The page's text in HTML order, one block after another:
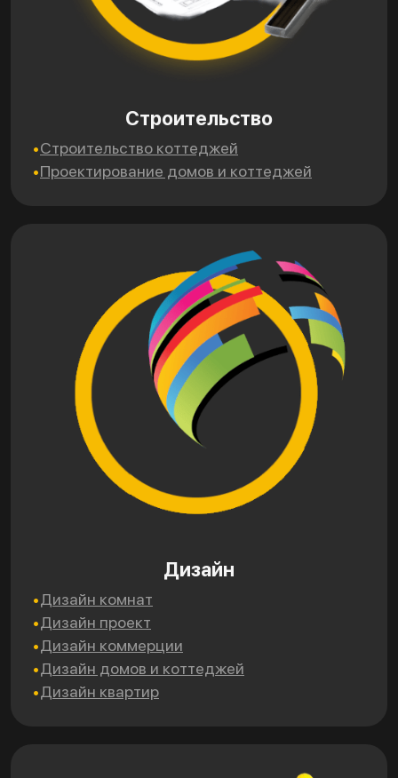
Строительство
Строительство коттеджей
Проектирование домов и коттеджей
Дизайн
Дизайн комнат
Дизайн проект
Дизайн коммерции
Дизайн домов и коттеджей
Дизайн квартир